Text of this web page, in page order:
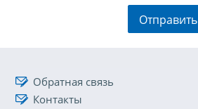
Отправить
Обратная связь
Контакты